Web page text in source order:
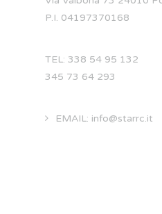
P.I. 04197370168
TEL: 338 54 95 132
345 73 64 293
EMAIL: info@starrc.it